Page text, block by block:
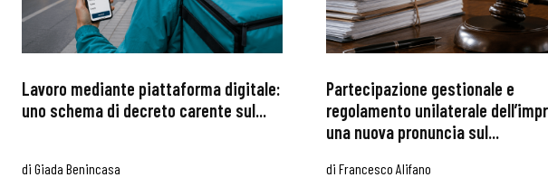
Chi Siamo
Lavoro mediante piattaforma digitale:
uno schema di decreto carente sul...
di Giada Benincasa
Partecipazione gestionale e
regolamento unilaterale
una nuova pronuncia sul...
di Francesco Alifano